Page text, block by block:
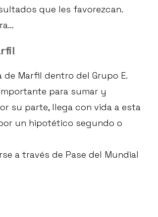
que les favorezcan.
Marfil dentro del Grupo E.
para sumar y
su parte, llega con vida a esta
un hipotético segundo o
a través de Pase del Mundial